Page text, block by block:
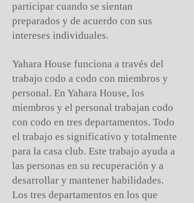
participar cuando se sientan
preparados y de acuerdo con sus
intereses individuales.
Yahara House funciona a través del
trabajo codo a codo con miembros y
personal. En Yahara House, los
miembros y el personal trabajan codo
con codo en tres departamentos. Todo
el trabajo es significativo y totalmente
para la casa club. Este trabajo ayuda a
las personas en su recuperación y a
desarrollar y mantener habilidades.
Los tres departamentos en los que